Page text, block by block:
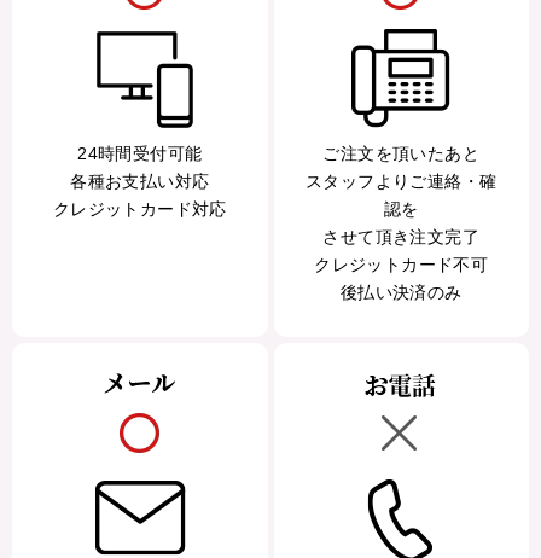
24時間受付可能
各種お支払い対応
クレジットカード対応
ご注文を頂いたあと
スタッフよりご連絡・確
認を
させて頂き注文完了
クレジットカード不可
後払い決済のみ